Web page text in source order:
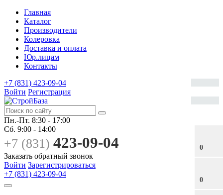
Главная
Каталог
Производители
Колеровка
Доставка и оплата
Юр.лицам
Контакты
0
0
+7 (831) 423-09-04
Войти Регистрация
Пн.-Пт. 8:30 - 17:00
Сб. 9:00 - 14:00
+7 (831) 423-09-04
Заказать обратный звонок
Войти Зарегистрироваться
+7 (831) 423-09-04